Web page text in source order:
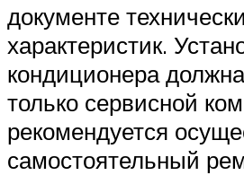
документе
характеристик.
кондиционера
только сервисной
рекомендуется
самостоятельный